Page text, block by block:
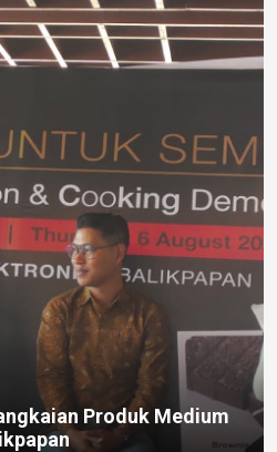
Produk Medium